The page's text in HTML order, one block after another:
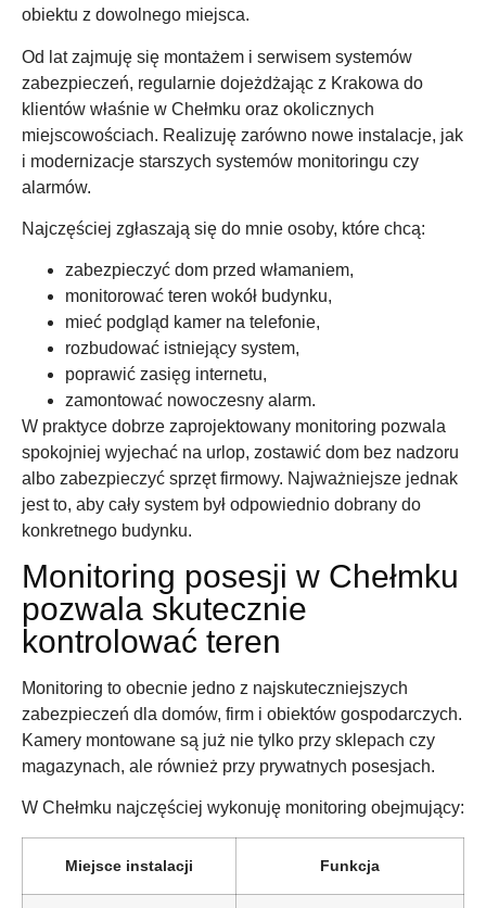
obiektu z dowolnego miejsca.
Od lat zajmuję się montażem i serwisem systemów
zabezpieczeń, regularnie dojeżdżając z Krakowa do
klientów właśnie w Chełmku oraz okolicznych
miejscowościach. Realizuję zarówno nowe instalacje, jak
i modernizacje starszych systemów monitoringu czy
alarmów.
Najczęściej zgłaszają się do mnie osoby, które chcą:
zabezpieczyć dom przed włamaniem,
monitorować teren wokół budynku,
mieć podgląd kamer na telefonie,
rozbudować istniejący system,
poprawić zasięg internetu,
zamontować nowoczesny alarm.
W praktyce dobrze zaprojektowany monitoring pozwala
spokojniej wyjechać na urlop, zostawić dom bez nadzoru
albo zabezpieczyć sprzęt firmowy. Najważniejsze jednak
jest to, aby cały system był odpowiednio dobrany do
konkretnego budynku.
Monitoring posesji w Chełmku
pozwala skutecznie
kontrolować teren
Monitoring to obecnie jedno z najskuteczniejszych
zabezpieczeń dla domów, firm i obiektów gospodarczych.
Kamery montowane są już nie tylko przy sklepach czy
magazynach, ale również przy prywatnych posesjach.
W Chełmku najczęściej wykonuję monitoring obejmujący:
Miejsce instalacji Funkcja